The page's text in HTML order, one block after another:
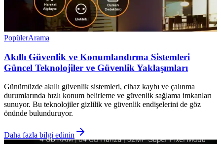
PopülerArama
Akıllı Güvenlik ve Konumlandırma Sistemleri
Güncel Teknolojiler ve Güvenlik Yaklaşımları
Günümüzde akıllı güvenlik sistemleri, cihaz kaybı ve çalınma
durumlarında hızlı konum belirleme ve güvenlik sağlama imkanları
sunuyor. Bu teknolojiler gizlilik ve güvenlik endişelerini de göz
önünde bulunduruyor.
Daha fazla bilgi edinin